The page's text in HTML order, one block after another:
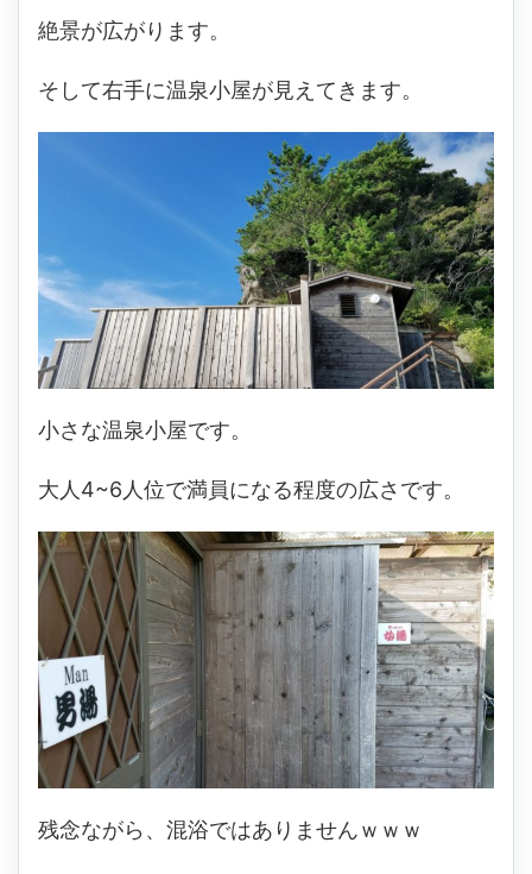
絶景が広がります。
そして右手に温泉小屋が見えてきます。
小さな温泉小屋です。
大人4~6人位で満員になる程度の広さです。
残念ながら、混浴ではありませんｗｗｗ